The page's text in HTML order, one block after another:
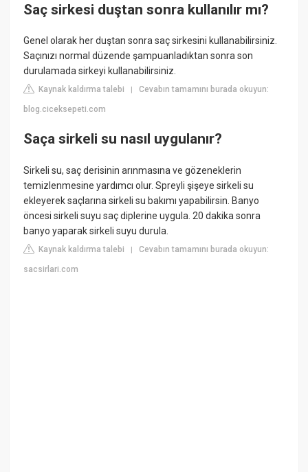
Saç sirkesi duştan sonra kullanılır mı?
Genel olarak her duştan sonra saç sirkesini kullanabilirsiniz.
Saçınızı normal düzende şampuanladıktan sonra son
durulamada sirkeyi kullanabilirsiniz.
Kaynak kaldırma talebi |Cevabın tamamını burada okuyun:
blog.ciceksepeti.com
Saça sirkeli su nasıl uygulanır?
Sirkeli su, saç derisinin arınmasına ve gözeneklerin
temizlenmesine yardımcı olur. Spreyli şişeye sirkeli su
ekleyerek saçlarına sirkeli su bakımı yapabilirsin. Banyo
öncesi sirkeli suyu saç diplerine uygula. 20 dakika sonra
banyo yaparak sirkeli suyu durula.
Kaynak kaldırma talebi |Cevabın tamamını burada okuyun:
sacsirlari.com